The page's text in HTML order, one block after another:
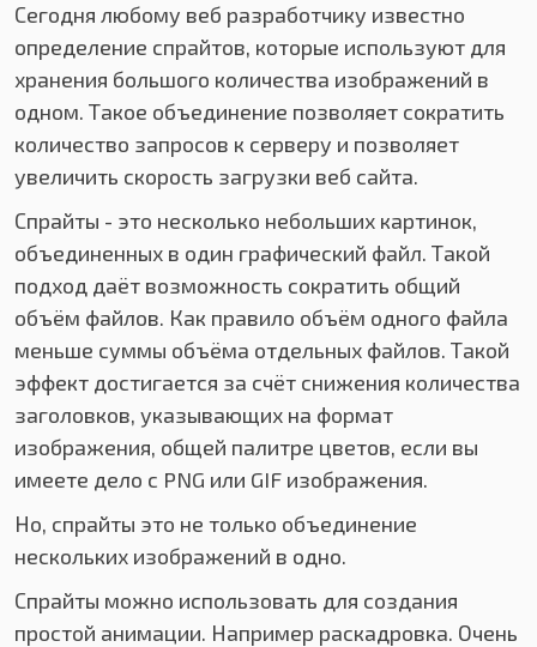
Сегодня любому веб разработчику известно
определение спрайтов, которые используют для
хранения большого количества изображений в
одном. Такое объединение позволяет сократить
количество запросов к серверу и позволяет
увеличить скорость загрузки веб сайта.
Спрайты - это несколько небольших картинок,
объединенных в один графический файл. Такой
подход даёт возможность сократить общий
объём файлов. Как правило объём одного файла
меньше суммы объёма отдельных файлов. Такой
эффект достигается за счёт снижения количества
заголовков, указывающих на формат
изображения, общей палитре цветов, если вы
имеете дело с PNG или GIF изображения.
Но, спрайты это не только объединение
нескольких изображений в одно.
Спрайты можно использовать для создания
простой анимации. Например раскадровка. Очень